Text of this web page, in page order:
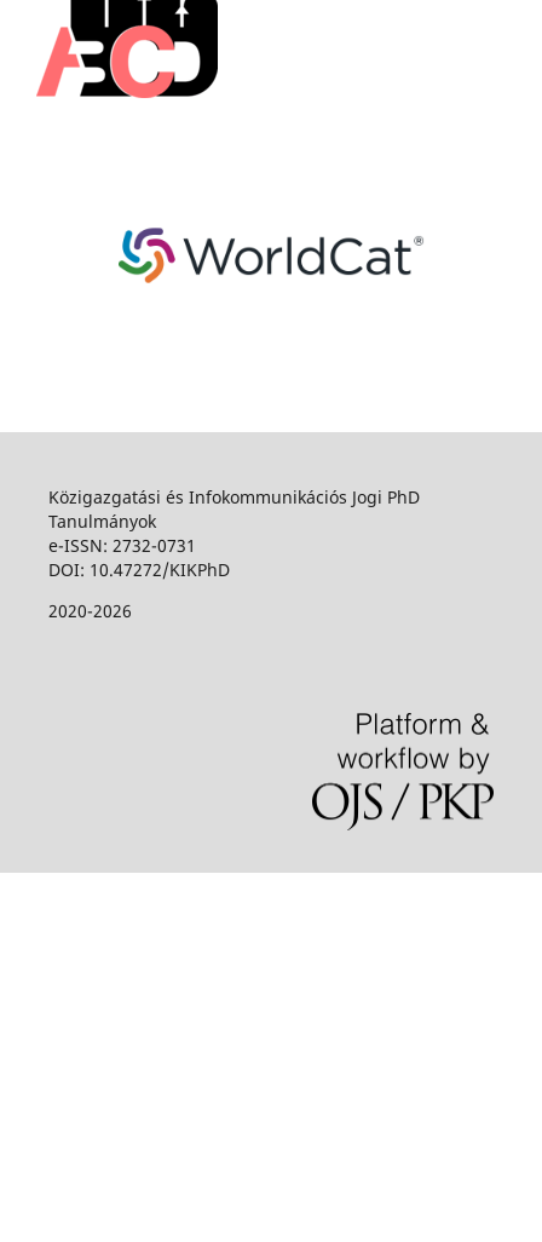
Közigazgatási és Infokommunikációs Jogi PhD
Tanulmányok
e-ISSN: 2732-0731
DOI: 10.47272/KIKPhD
2020-2026